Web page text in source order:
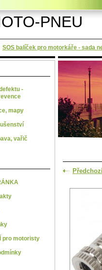
PNEU
SOS balíček pro motorkáře - sada
-
mapy
vařič
pro motoristy